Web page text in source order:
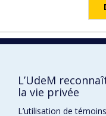
L’UdeM
la vie privée
L’utilisation de